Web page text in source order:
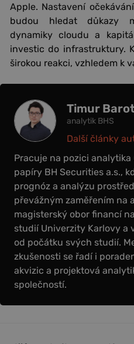
Apple. Nastavení
budou hledat důkazy
dynamiky cloudu a
investic do infrastruktury.
širokou reakci, vzhledem k
Timur
analytik BHS
Pracuje na pozici
papíry BH Securities a.s.,
prognóz a analýzu
převážným zaměřením na
magisterský obor financí
studií Univerzity Karlovy a
od počátku svých studií.
zkušenosti se řadí i
akvizic a projektová
společností.
Další články